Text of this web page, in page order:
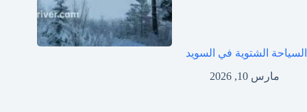
السياحة الشتوية في السويد
مارس 10, 2026